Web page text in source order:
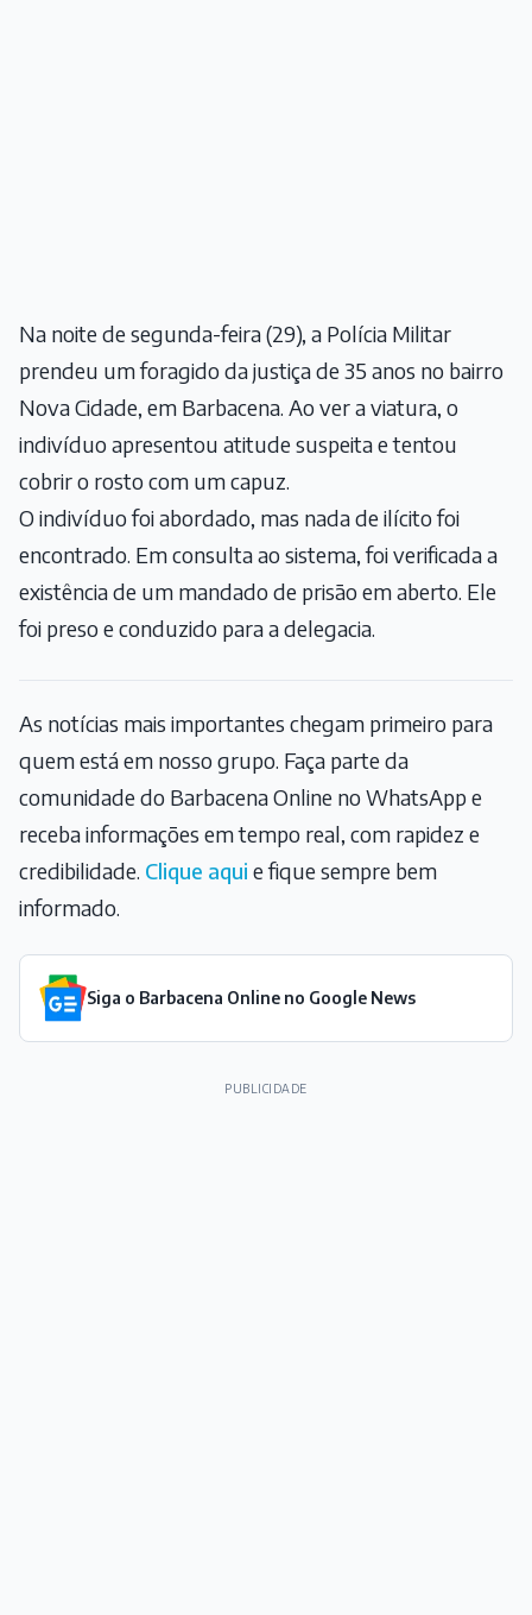
Na noite de segunda-feira (29), a Polícia Militar
prendeu um foragido da justiça de 35 anos no bairro
Nova Cidade, em Barbacena. Ao ver a viatura, o
indivíduo apresentou atitude suspeita e tentou
cobrir o rosto com um capuz.
O indivíduo foi abordado, mas nada de ilícito foi
encontrado. Em consulta ao sistema, foi verificada a
existência de um mandado de prisão em aberto. Ele
foi preso e conduzido para a delegacia.
As notícias mais importantes chegam primeiro para
quem está em nosso grupo. Faça parte da
comunidade do Barbacena Online no WhatsApp e
receba informações em tempo real, com rapidez e
credibilidade. Clique aqui e fique sempre bem
informado.
Siga o Barbacena Online no Google News
PUBLICIDADE